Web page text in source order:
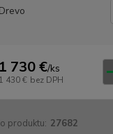
Drevo
1 730 €/ks
1 430 € bez DPH
produktu: 27682